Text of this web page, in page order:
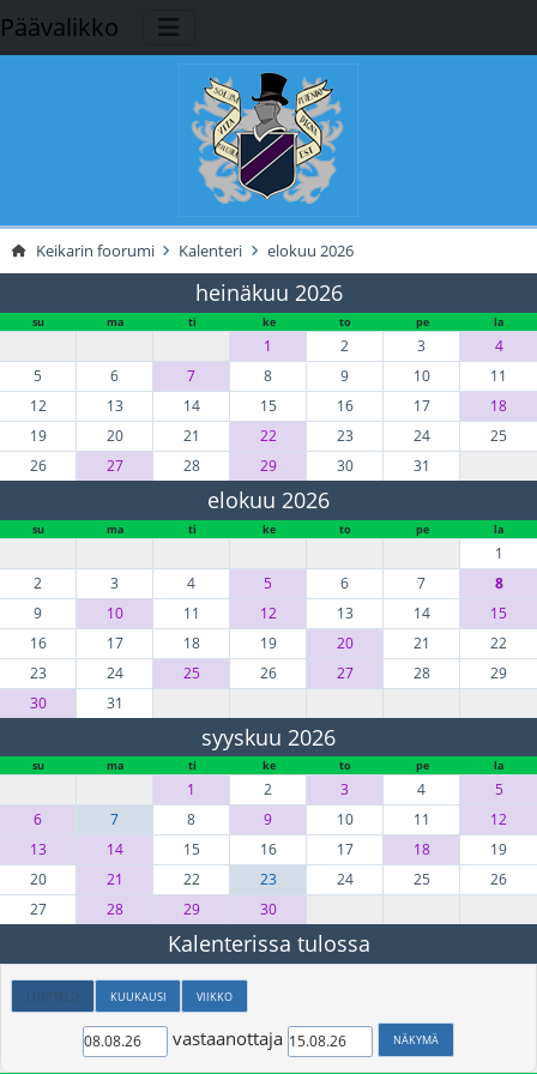
Päävalikko
Keikarin foorumi Kalenteri elokuu 2026
heinäkuu 2026
su ma ti ke to pe la
1 2 3
4
5
6 7 8 9 10
11
12
13 14 15 16 17
18
19
20 21 22 23 24
25
26
27 28 29 30 31
elokuu 2026
su ma ti ke to pe la
1
2
3 4 5 6 7
8
9
10 11 12 13 14
15
16
17 18 19 20 21
22
23
24 25 26 27 28
29
30
31
syyskuu 2026
su ma ti ke to pe la
1 2 3 4
5
6
7 8 9 10 11
12
13
14 15 16 17 18
19
20
21 22 23 24 25
26
27
28 29 30
Kalenterissa tulossa
LUETTELO KUUKAUSI VIIKKO
vastaanottaja